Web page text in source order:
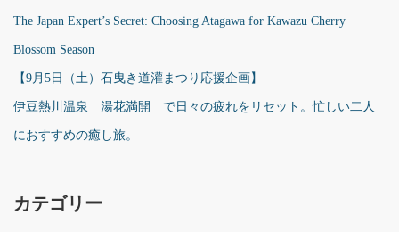
The Japan Expert’s Secret: Choosing Atagawa for Kawazu Cherry
Blossom Season
【9月5日（土）石曳き道灌まつり応援企画】
伊豆熱川温泉 湯花満開 で日々の疲れをリセット。忙しい二人
におすすめの癒し旅。
カテゴリー